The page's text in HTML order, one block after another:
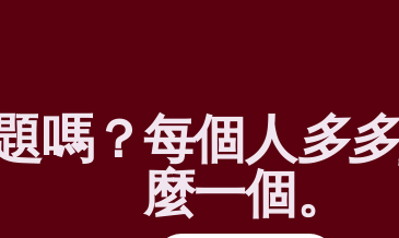
嗎？每個人多
麼一個。